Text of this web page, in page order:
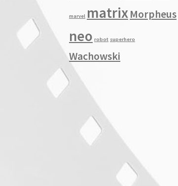
marvel matrixMorpheus
neo robot superhero
Wachowski